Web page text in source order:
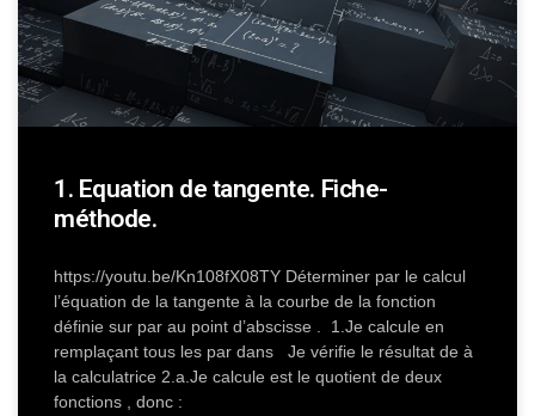
1. Equation de tangente. Fiche-
méthode.
https://youtu.be/Kn108fX08TY Déterminer par le calcul
l’équation de la tangente à la courbe de la fonction
définie sur par au point d’abscisse . 1.Je calcule en
remplaçant tous les par dans Je vérifie le résultat de à
la calculatrice 2.a.Je calcule est le quotient de deux
fonctions , donc :